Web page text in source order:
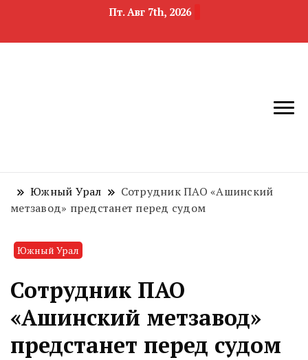
Пт. Авг 7th, 2026
область
недвижимости
Южный Урал
Сотрудник ПАО «Ашинский
метзавод» предстанет перед судом
Южный Урал
Сотрудник ПАО
«Ашинский метзавод»
предстанет перед судом